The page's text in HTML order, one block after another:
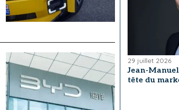
29 juillet 2026
Jean-
tête du